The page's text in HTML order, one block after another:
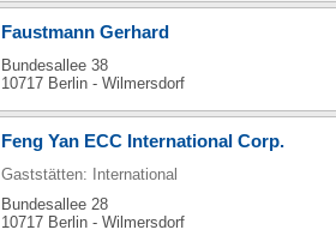
Faustmann Gerhard
Bundesallee 38
10717 Berlin - Wilmersdorf
Feng Yan ECC International Corp.
Gaststätten: International
Bundesallee 28
10717 Berlin - Wilmersdorf